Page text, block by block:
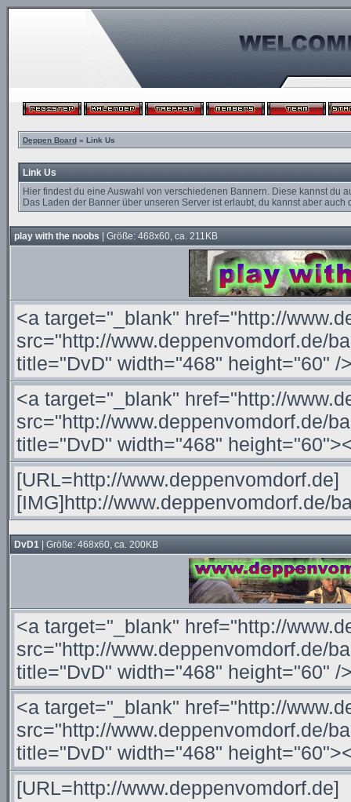
Deppen Board» Link Us
Link Us
Hier findest du eine Auswahl von verschiedenen Bannern. Diese kannst
Das Laden der Banner über unseren Server ist erlaubt, du kannst aber
play with the noobs | Größe: 468x60, ca. 211KB
DvD1 | Größe: 468x60, ca. 200KB